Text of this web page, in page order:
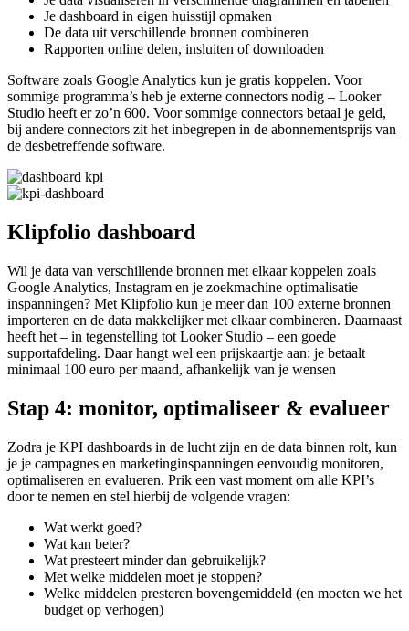
Je dashboard in eigen huisstijl opmaken
De data uit verschillende bronnen combineren
Rapporten online delen, insluiten of downloaden
Software zoals Google Analytics kun je gratis koppelen. Voor
sommige programma’s heb je externe connectors nodig – Looker
Studio heeft er zo’n 600. Voor sommige connectors betaal je geld,
bij andere connectors zit het inbegrepen in de abonnementsprijs van
de desbetreffende software.
Klipfolio dashboard
Wil je data van verschillende bronnen met elkaar koppelen zoals
Google Analytics, Instagram en je zoekmachine optimalisatie
inspanningen? Met Klipfolio kun je meer dan 100 externe bronnen
importeren en de data makkelijker met elkaar combineren. Daarnaast
heeft het – in tegenstelling tot Looker Studio – een goede
supportafdeling. Daar hangt wel een prijskaartje aan: je betaalt
minimaal 100 euro per maand, afhankelijk van je wensen
Stap 4: monitor, optimaliseer & evalueer
Zodra je KPI dashboards in de lucht zijn en de data binnen rolt, kun
je je campagnes en marketinginspanningen eenvoudig monitoren,
optimaliseren en evalueren. Prik een vast moment om alle KPI’s
door te nemen en stel hierbij de volgende vragen:
Wat werkt goed?
Wat kan beter?
Wat presteert minder dan gebruikelijk?
Met welke middelen moet je stoppen?
Welke middelen presteren bovengemiddeld (en moeten we het
budget op verhogen)